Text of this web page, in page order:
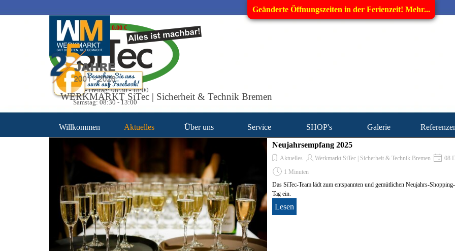
Warenkorb 0.00 €
Geänderte Öffnungszeiten in der Ferienzeit! Mehr...
Unsere Öffnungszeiten
Montag - Freitag: 08:30 - 18:00
Samstag: 08:30 - 13:00
WERKMARKT SiTec | Sicherheit & Technik Bremen
Willkommen Aktuelles Über uns ▼
Service ▼
SHOP's ▼
Galerie
Neujahrsempfang 2025
Aktuelles Werkmarkt SiTec | Sicherheit & Technik Bremen
08
1 Minuten
Das SiTec-Team lädt zum entspannten und gemütlichen Neujahrs-
Tag ein.
Lesen